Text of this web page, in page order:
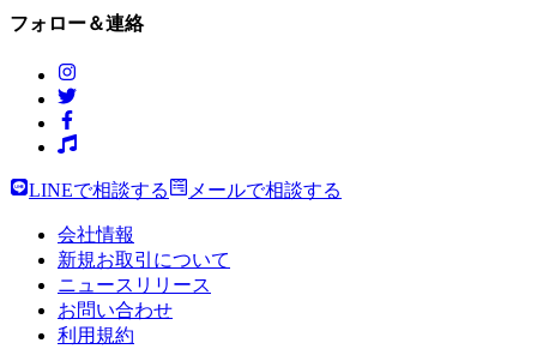
フォロー＆連絡
LINEで相談する メールで相談する
会社情報
新規お取引について
ニュースリリース
お問い合わせ
利用規約